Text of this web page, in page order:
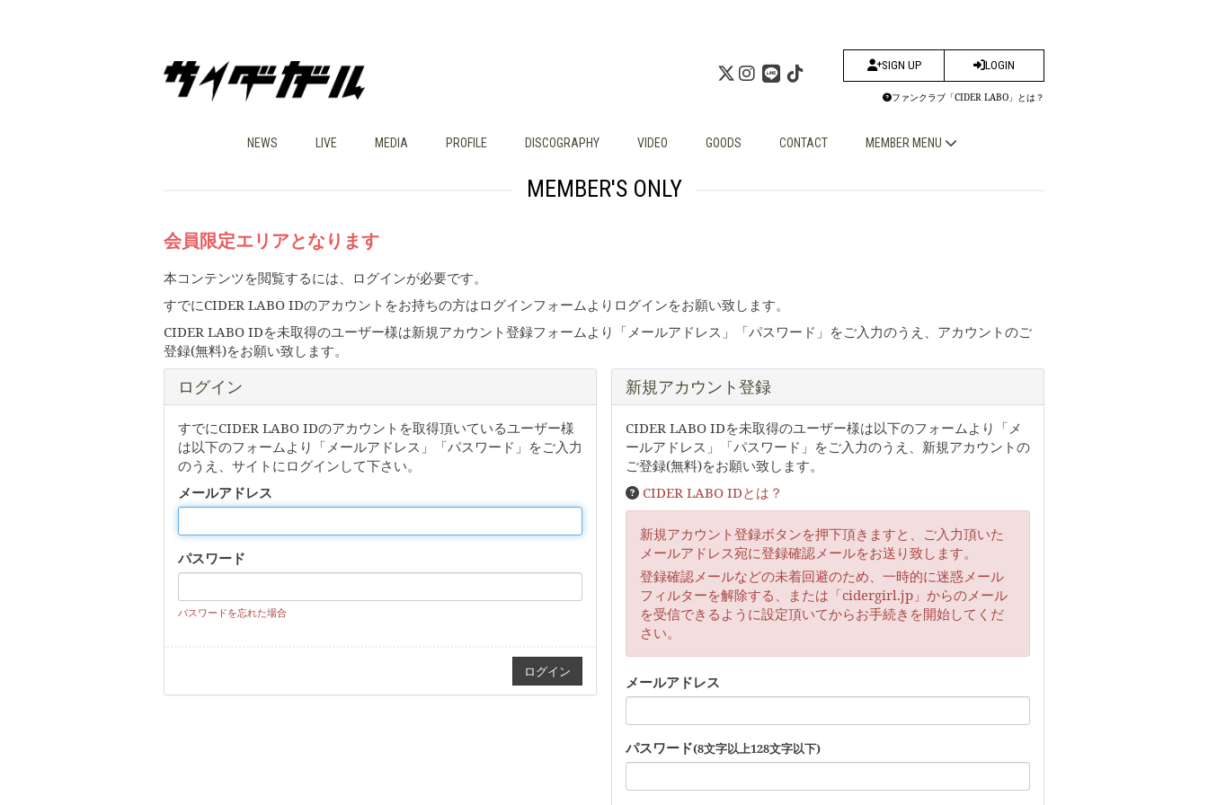
SIGN UP LOGIN
ファンクラブ「CIDER LABO」とは？
NEWS LIVE MEDIA PROFILE DISCOGRAPHY VIDEO GOODS CONTACT MEMBER MENU
MEMBER'S ONLY
会員限定エリアとなります
本コンテンツを閲覧するには、ログインが必要です。
すでにCIDER LABO IDのアカウントをお持ちの方はログインフォームよりログインをお願い致します。
CIDER LABO IDを未取得のユーザー様は新規アカウント登録フォームより「メールアドレス」「パスワード」をご入力のうえ、アカウントのご
登録(無料)をお願い致します。
ログイン
すでにCIDER LABO IDのアカウントを取得頂いているユーザー様
は以下のフォームより「メールアドレス」「パスワード」をご入力
のうえ、サイトにログインして下さい。
メールアドレス
パスワード
パスワードを忘れた場合
新規アカウント登録
CIDER LABO IDを未取得のユーザー様は以下のフォームより「メ
ールアドレス」「パスワード」をご入力のうえ、新規アカウントの
ご登録(無料)をお願い致します。
CIDER LABO IDとは？
新規アカウント登録ボタンを押下頂きますと、ご入力頂いた
メールアドレス宛に登録確認メールをお送り致します。
登録確認メールなどの未着回避のため、一時的に迷惑メール
フィルターを解除する、または「cidergirl.jp」からのメール
を受信できるように設定頂いてからお手続きを開始してくだ
さい。
メールアドレス
パスワード(8文字以上128文字以下)